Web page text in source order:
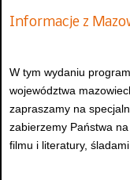
Informacje z
W tym wydaniu
województwa
zapraszamy na
zabierzemy Państwa
filmu i literatury, śladami